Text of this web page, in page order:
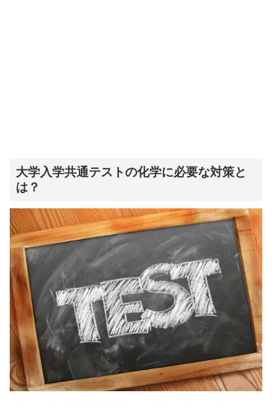
大学入学共通テストの化学に必要な対策と
は？